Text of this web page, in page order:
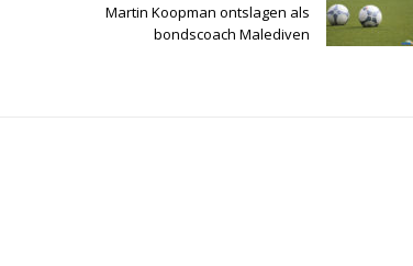
Martin Koopman ontslagen als
bondscoach Malediven